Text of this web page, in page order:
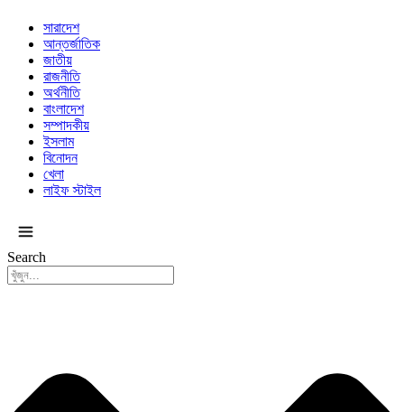
সারাদেশ
আন্তর্জাতিক
জাতীয়
রাজনীতি
অর্থনীতি
বাংলাদেশ
সম্পাদকীয়
ইসলাম
বিনোদন
খেলা
লাইফ স্টাইল
সকল ক্যাটাগরি
Search